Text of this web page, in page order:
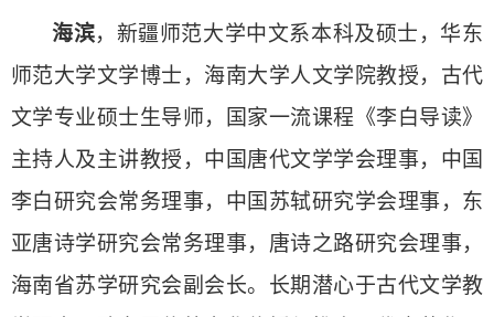
海滨，新疆师范大学中文系本科及硕士，华东
师范大学文学博士，海南大学人文学院教授，古代
文学专业硕士生导师，国家一流课程《李白导读》
主持人及主讲教授，中国唐代文学学会理事，中国
李白研究会常务理事，中国苏轼研究学会理事，东
亚唐诗学研究会常务理事，唐诗之路研究会理事，
海南省苏学研究会副会长。长期潜心于古代文学教